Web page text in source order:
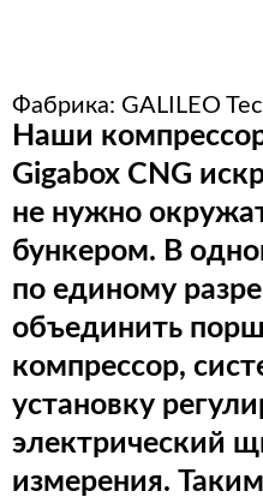
Фабрика: GALILEO
Наши
Gigabox CNG
не нужно
бункером. В
по единому
объединить
компрессор,
установку
электрический
измерения.